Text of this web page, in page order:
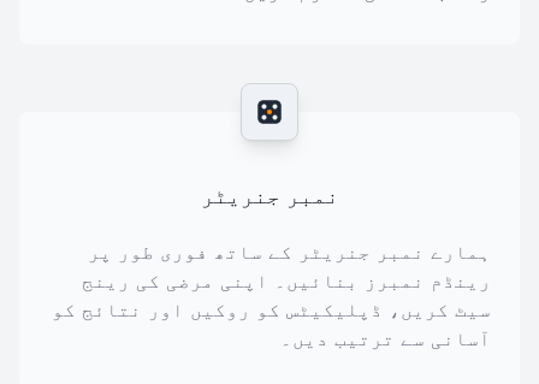
نمبر جنریٹر
ہمارے نمبر جنریٹر کے ساتھ فوری طور پر
رینڈم نمبرز بنائیں۔ اپنی مرضی کی رینج
سیٹ کریں، ڈپلیکیٹس کو روکیں اور نتائج کو
آسانی سے ترتیب دیں۔